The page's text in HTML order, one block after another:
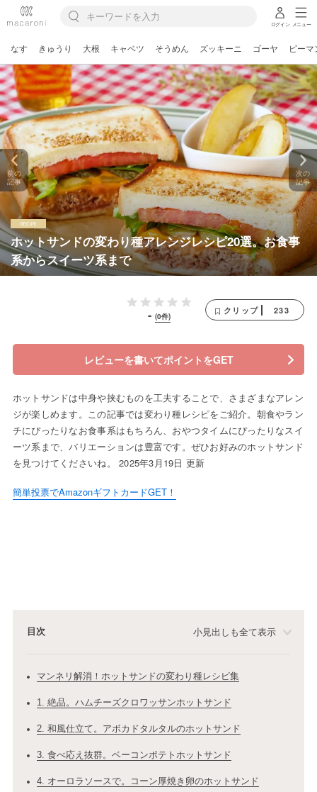
ログイン メニュー
なす きゅうり 大根 キャベツ そうめん ズッキーニ ゴーヤ ピーマ
ホットサンドの変わり種アレンジレシピ20選。お食事
系からスイーツ系まで
前の
記事
次の
記事
- (0件)
クリップ 233
レビューを書いてポイントをGET
ホットサンドは中身や挟むものを工夫することで、さまざまなアレン
ジが楽しめます。この記事では変わり種レシピをご紹介。朝食やラン
チにぴったりなお食事系はもちろん、おやつタイムにぴったりなスイ
ーツ系まで、バリエーションは豊富です。ぜひお好みのホットサンド
を見つけてくださいね。 2025年3月19日 更新
簡単投票でAmazonギフトカードGET！
目次 小見出しも全て表示
マンネリ解消！ホットサンドの変わり種レシピ集
1. 絶品。ハムチーズクロワッサンホットサンド
2. 和風仕立て。アボカドタルタルのホットサンド
3. 食べ応え抜群。ベーコンポテトホットサンド
4. オーロラソースで。コーン厚焼き卵のホットサンド